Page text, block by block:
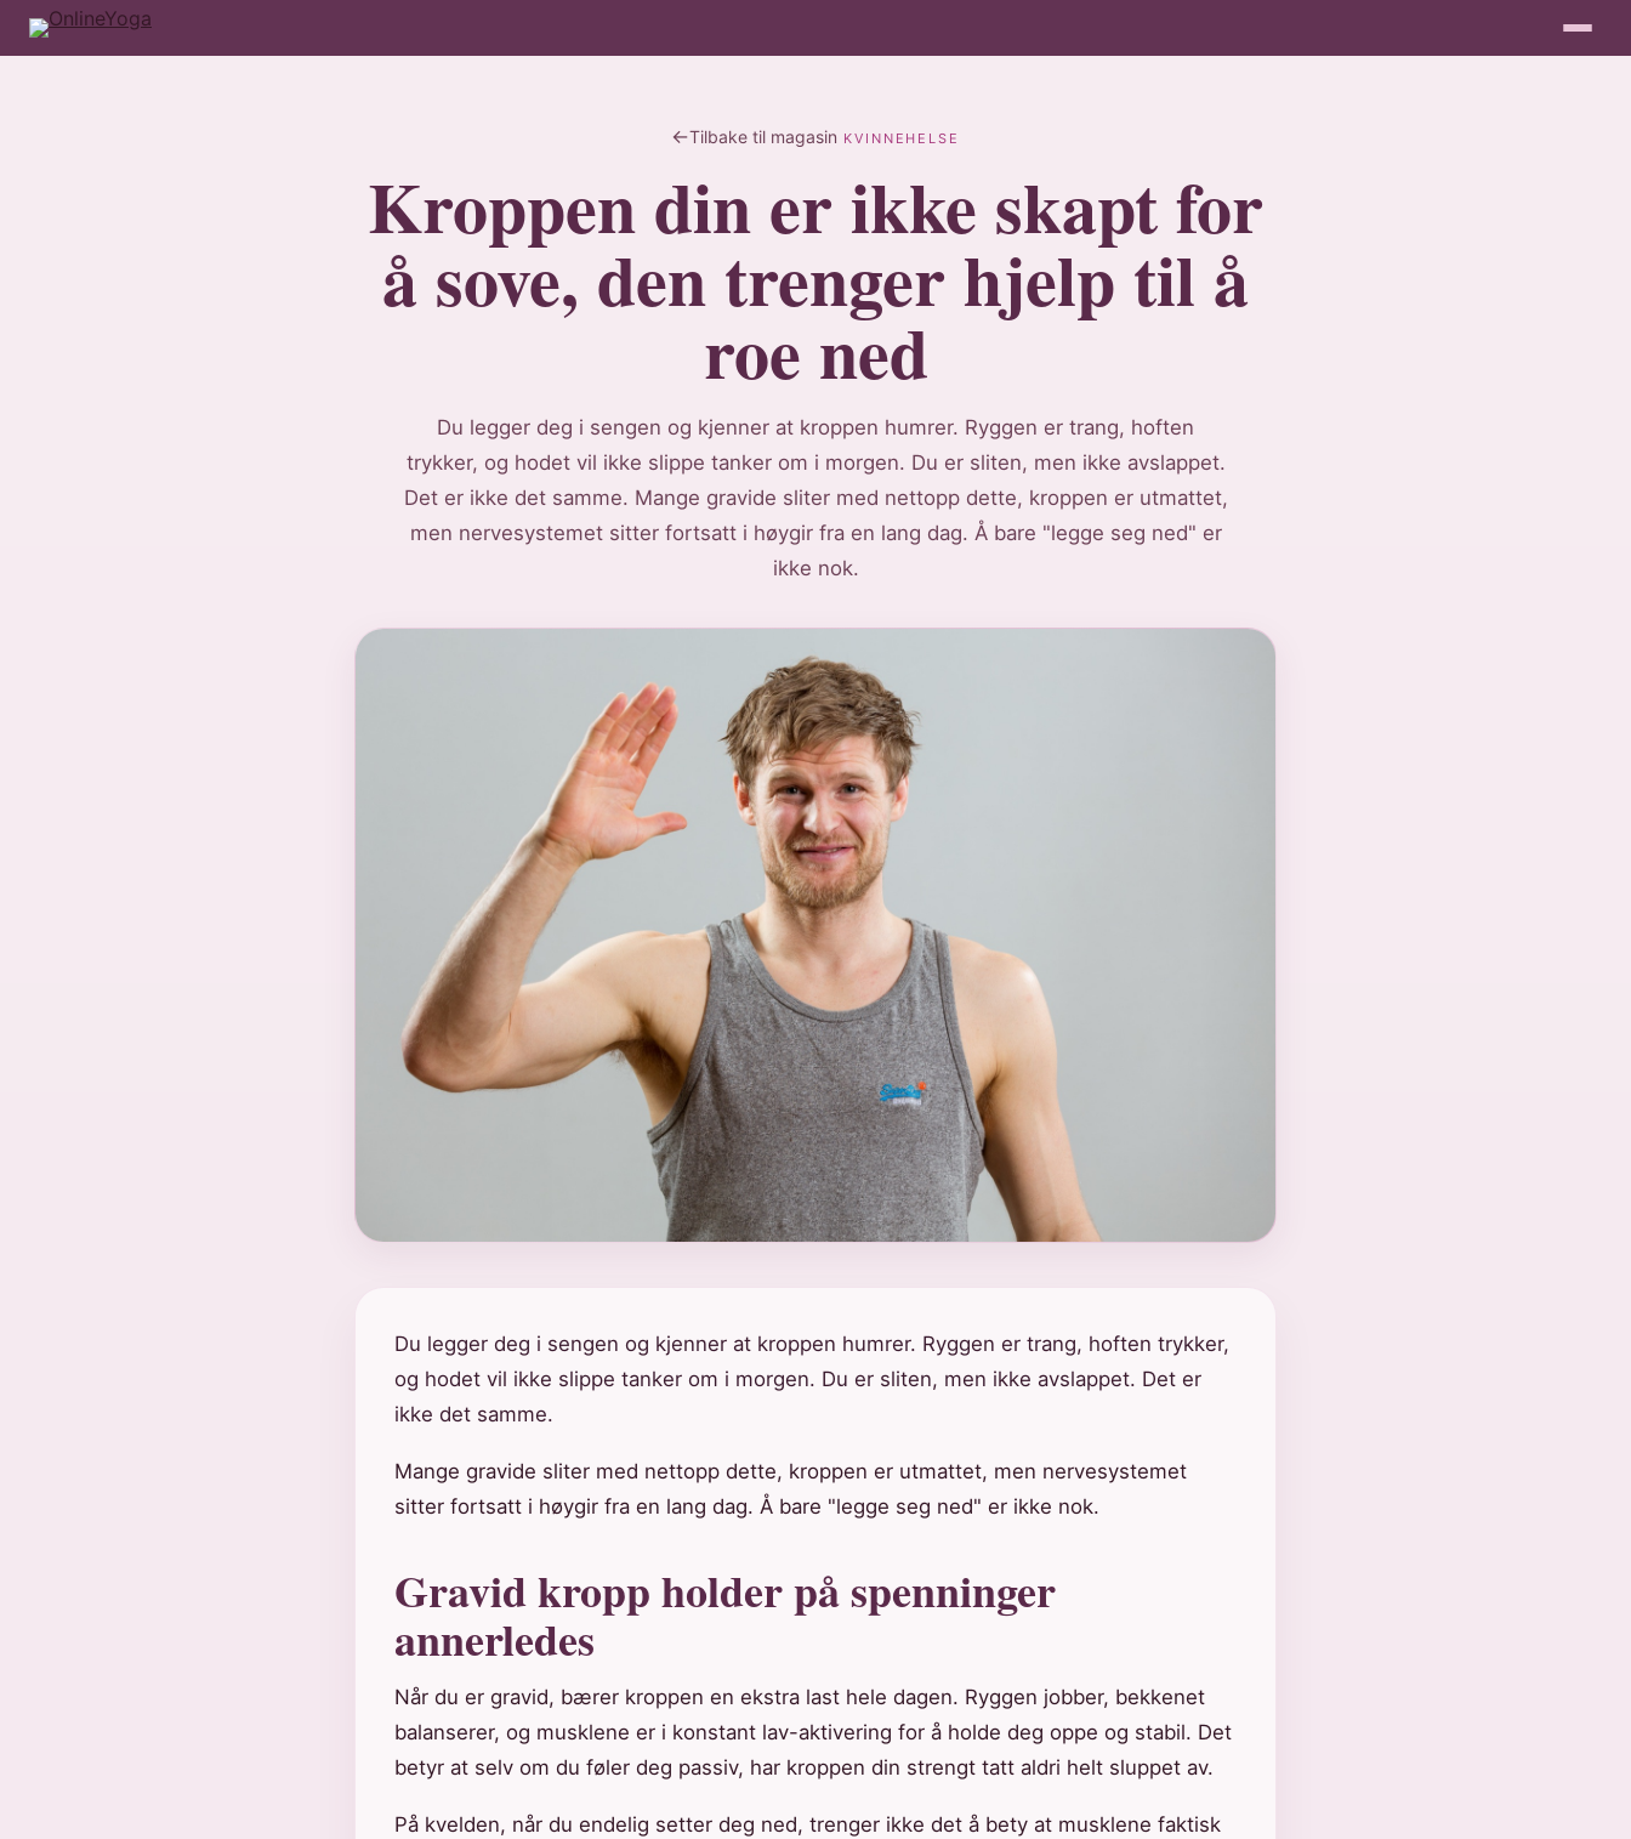
Tilbake til magasin KVINNEHELSE
Kroppen din er ikke skapt for
å sove, den trenger hjelp til å
roe ned
Du legger deg i sengen og kjenner at kroppen humrer. Ryggen er trang, hoften
trykker, og hodet vil ikke slippe tanker om i morgen. Du er sliten, men ikke avslappet.
Det er ikke det samme. Mange gravide sliter med nettopp dette, kroppen er utmattet,
men nervesystemet sitter fortsatt i høygir fra en lang dag. Å bare "legge seg ned" er
ikke nok.
Du legger deg i sengen og kjenner at kroppen humrer. Ryggen er trang, hoften trykker,
og hodet vil ikke slippe tanker om i morgen. Du er sliten, men ikke avslappet. Det er
ikke det samme.
Mange gravide sliter med nettopp dette, kroppen er utmattet, men nervesystemet
sitter fortsatt i høygir fra en lang dag. Å bare "legge seg ned" er ikke nok.
Gravid kropp holder på spenninger
annerledes
Når du er gravid, bærer kroppen en ekstra last hele dagen. Ryggen jobber, bekkenet
balanserer, og musklene er i konstant lav-aktivering for å holde deg oppe og stabil. Det
betyr at selv om du føler deg passiv, har kroppen din strengt tatt aldri helt sluppet av.
På kvelden, når du endelig setter deg ned, trenger ikke det å bety at musklene faktisk